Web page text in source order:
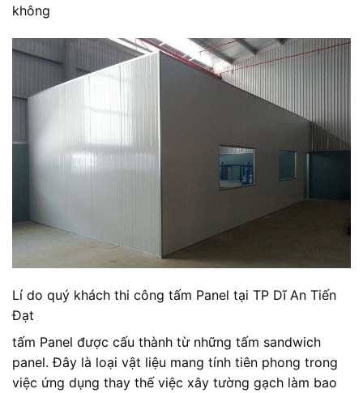
không
Lí do quý khách thi công tấm Panel tại TP Dĩ An Tiến
Đạt
tấm Panel được cấu thành từ những tấm sandwich
panel. Đây là loại vật liệu mang tính tiên phong trong
việc ứng dụng thay thế việc xây tường gạch làm bao